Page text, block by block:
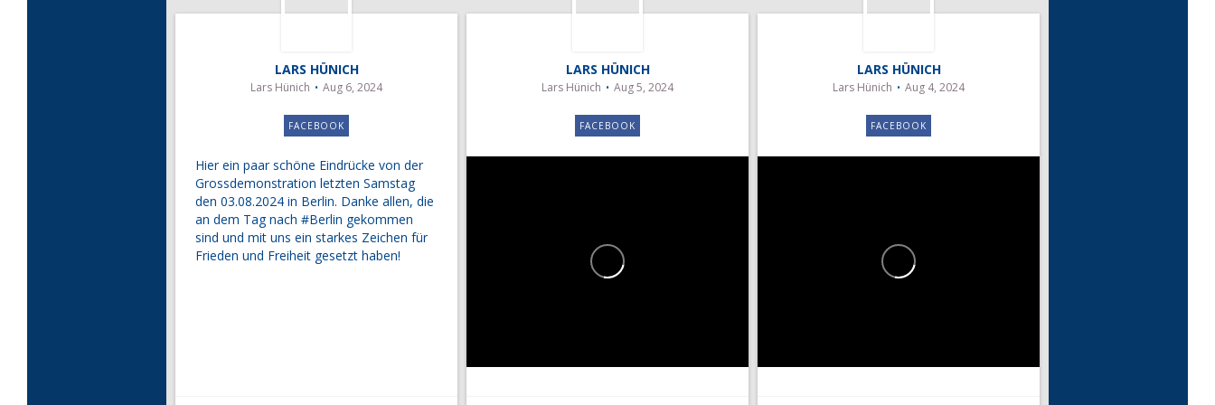
LARS HÜNICH
Lars Hünich Aug 6, 2024
FACEBOOK
Hier ein paar schöne Eindrücke von der
Grossdemonstration letzten Samstag
den 03.08.2024 in Berlin. Danke allen, die
an dem Tag nach #Berlin gekommen
sind und mit uns ein starkes Zeichen für
Frieden und Freiheit gesetzt haben!
LARS HÜNICH
Lars Hünich Aug 5, 2024
FACEBOOK
LARS HÜNICH
Lars Hünich Aug 4, 2024
FACEBOOK